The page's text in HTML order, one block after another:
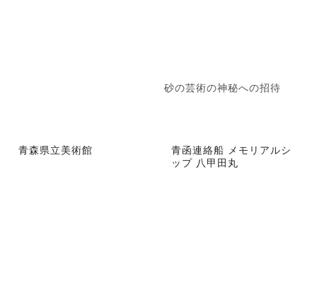
砂の芸術の神秘への招待
青森県立美術館
青函連絡船 メモリアルシ
ップ 八甲田丸